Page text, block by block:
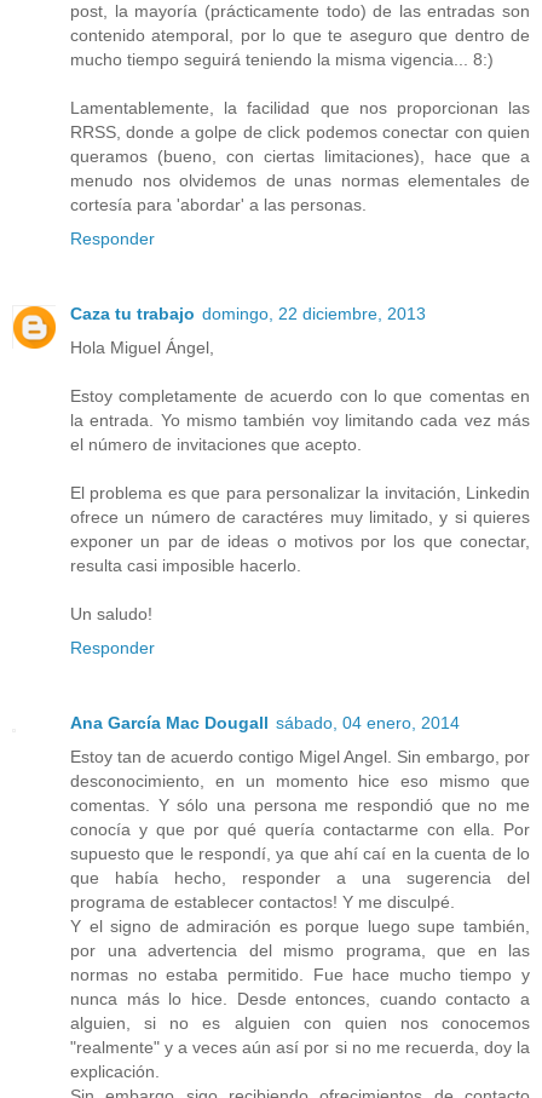
post, la mayoría (prácticamente todo) de las entradas son
contenido atemporal, por lo que te aseguro que dentro de
mucho tiempo seguirá teniendo la misma vigencia... 8:)
Lamentablemente, la facilidad que nos proporcionan las
RRSS, donde a golpe de click podemos conectar con quien
queramos (bueno, con ciertas limitaciones), hace que a
menudo nos olvidemos de unas normas elementales de
cortesía para 'abordar' a las personas.
Responder
Caza tu trabajo domingo, 22 diciembre, 2013
Hola Miguel Ángel,
Estoy completamente de acuerdo con lo que comentas en
la entrada. Yo mismo también voy limitando cada vez más
el número de invitaciones que acepto.
El problema es que para personalizar la invitación, Linkedin
ofrece un número de caractéres muy limitado, y si quieres
exponer un par de ideas o motivos por los que conectar,
resulta casi imposible hacerlo.
Un saludo!
Responder
Ana García Mac Dougall sábado, 04 enero, 2014
Estoy tan de acuerdo contigo Migel Angel. Sin embargo, por
desconocimiento, en un momento hice eso mismo que
comentas. Y sólo una persona me respondió que no me
conocía y que por qué quería contactarme con ella. Por
supuesto que le respondí, ya que ahí caí en la cuenta de lo
que había hecho, responder a una sugerencia del
programa de establecer contactos! Y me disculpé.
Y el signo de admiración es porque luego supe también,
por una advertencia del mismo programa, que en las
normas no estaba permitido. Fue hace mucho tiempo y
nunca más lo hice. Desde entonces, cuando contacto a
alguien, si no es alguien con quien nos conocemos
"realmente" y a veces aún así por si no me recuerda, doy la
explicación.